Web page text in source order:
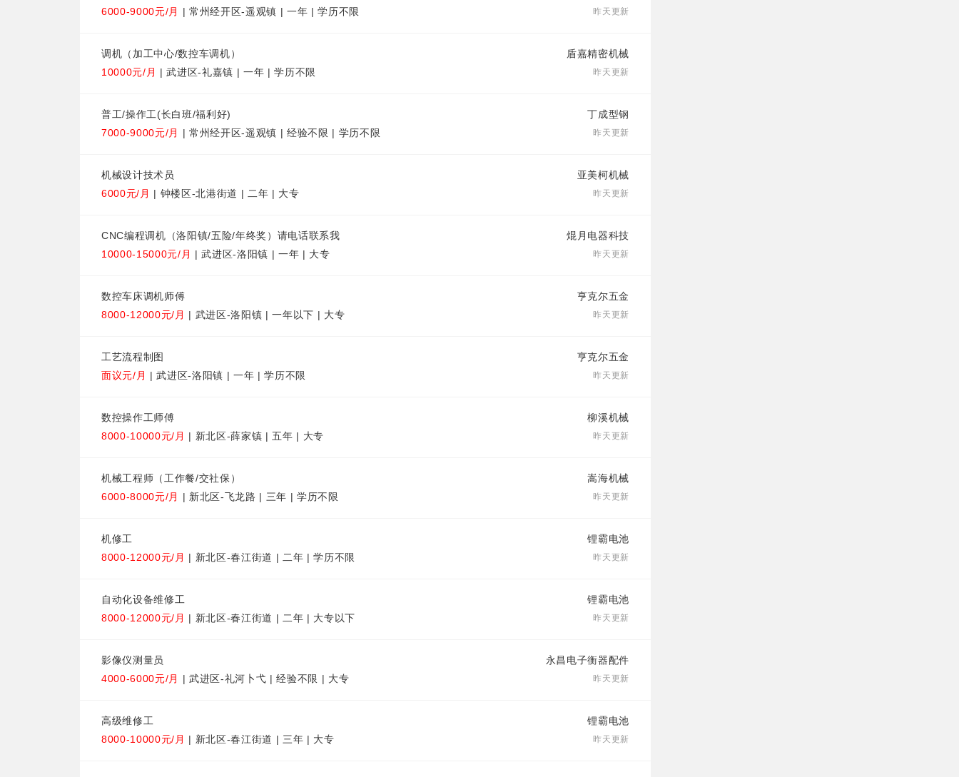
昨天更新
6000-9000元/月 | 常州经开区-遥观镇 | 一年 | 学历不限
盾嘉精密机械
调机（加工中心/数控车调机）
昨天更新
10000元/月 | 武进区-礼嘉镇 | 一年 | 学历不限
丁成型钢
普工/操作工(长白班/福利好)
昨天更新
7000-9000元/月 | 常州经开区-遥观镇 | 经验不限 | 学历不限
亚美柯机械
机械设计技术员
昨天更新
6000元/月 | 钟楼区-北港街道 | 二年 | 大专
焜月电器科技
CNC编程调机（洛阳镇/五险/年终奖）请电话联系我
昨天更新
10000-15000元/月 | 武进区-洛阳镇 | 一年 | 大专
亨克尔五金
数控车床调机师傅
昨天更新
8000-12000元/月 | 武进区-洛阳镇 | 一年以下 | 大专
亨克尔五金
工艺流程制图
昨天更新
面议元/月 | 武进区-洛阳镇 | 一年 | 学历不限
柳溪机械
数控操作工师傅
昨天更新
8000-10000元/月 | 新北区-薛家镇 | 五年 | 大专
嵩海机械
机械工程师（工作餐/交社保）
昨天更新
6000-8000元/月 | 新北区-飞龙路 | 三年 | 学历不限
锂霸电池
机修工
昨天更新
8000-12000元/月 | 新北区-春江街道 | 二年 | 学历不限
锂霸电池
自动化设备维修工
昨天更新
8000-12000元/月 | 新北区-春江街道 | 二年 | 大专以下
永昌电子衡器配件
影像仪测量员
昨天更新
4000-6000元/月 | 武进区-礼河卜弋 | 经验不限 | 大专
锂霸电池
高级维修工
昨天更新
8000-10000元/月 | 新北区-春江街道 | 三年 | 大专